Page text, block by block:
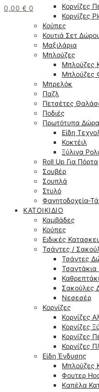
0,00 € 0
Κορνίζες
Κορνίζες
Κούπες
Κουτιά Σετ
Μαξιλάρια
Μπλούζες
Μπλούζες
Μπλούζες
Μπρελόκ
Παζλ
Πετσέτες
Ποδιές
Πρωτότυπα Δώρα
Είδη
Κοκτέιλ
Ξύλινα
Roll Up Για Πόρτα
Σουβέρ
Σουπλά
Στυλό
Φαγητοδοχεία-
ΚΑΤΟΙΚΊΔΙΟ
Καμβάδες
Κούπες
Ειδικές
Τσάντες /
Τσάντες
Σακούλες
Νεσεσέρ
Κορνίζες
Κορνίζες
Κορνίζες
Κορνίζες
Κορνίζες
Είδη Ένδυσης
Μπλούζες
Φουτερ
Kαπέλα